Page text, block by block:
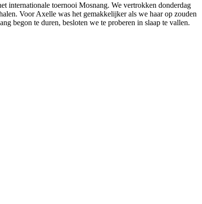
internationale toernooi Mosnang. We vertrokken donderdag
Voor Axelle was het gemakkelijker als we haar op zouden
begon te duren, besloten we te proberen in slaap te vallen.